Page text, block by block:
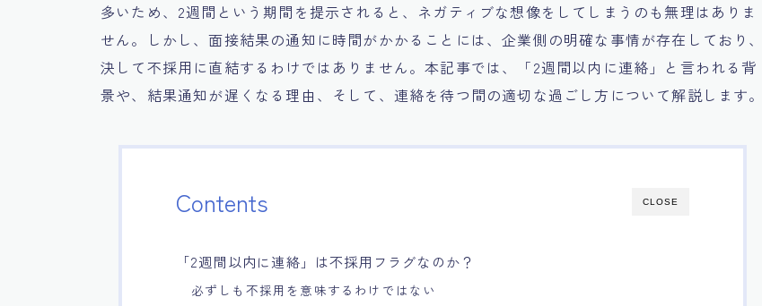
多いため、2週間という期間を提示されると、ネガティブな想像をしてしまうのも無理はありま
せん。しかし、面接結果の通知に時間がかかることには、企業側の明確な事情が存在しており、
決して不採用に直結するわけではありません。本記事では、「2週間以内に連絡」と言われる背
景や、結果通知が遅くなる理由、そして、連絡を待つ間の適切な過ごし方について解説します。
CLOSE
Contents
「2週間以内に連絡」は不採用フラグなのか？
必ずしも不採用を意味するわけではない